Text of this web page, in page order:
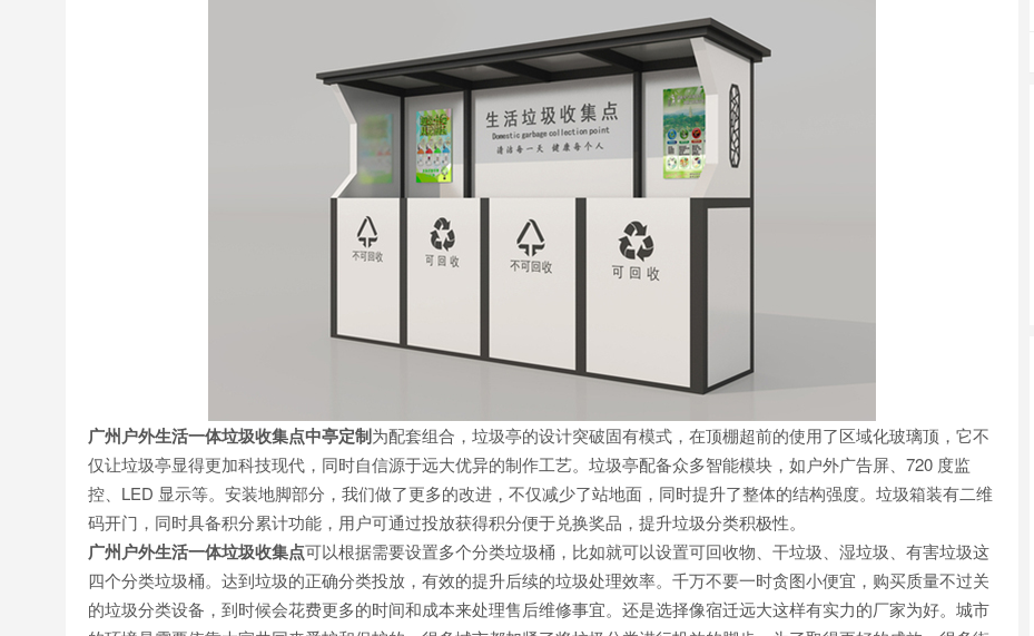
广州户外生活一体垃圾收集点中亭定制为配套组合，垃圾亭的设计突破固有模式，在顶棚超前的使用了区域化玻璃顶，它不
仅让垃圾亭显得更加科技现代，同时自信源于远大优异的制作工艺。垃圾亭配备众多智能模块，如户外广告屏、720 度监
控、LED 显示等。安装地脚部分，我们做了更多的改进，不仅减少了站地面，同时提升了整体的结构强度。垃圾箱装有二维
码开门，同时具备积分累计功能，用户可通过投放获得积分便于兑换奖品，提升垃圾分类积极性。
广州户外生活一体垃圾收集点可以根据需要设置多个分类垃圾桶，比如就可以设置可回收物、干垃圾、湿垃圾、有害垃圾这
四个分类垃圾桶。达到垃圾的正确分类投放，有效的提升后续的垃圾处理效率。千万不要一时贪图小便宜，购买质量不过关
的垃圾分类设备，到时候会花费更多的时间和成本来处理售后维修事宜。还是选择像宿迁远大这样有实力的厂家为好。城市